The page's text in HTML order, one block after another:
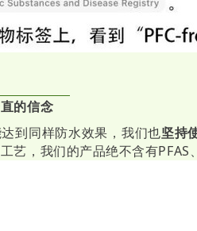
的信念
到同样防水效果，我们也坚持
艺，我们的产品绝不含有PFAS、